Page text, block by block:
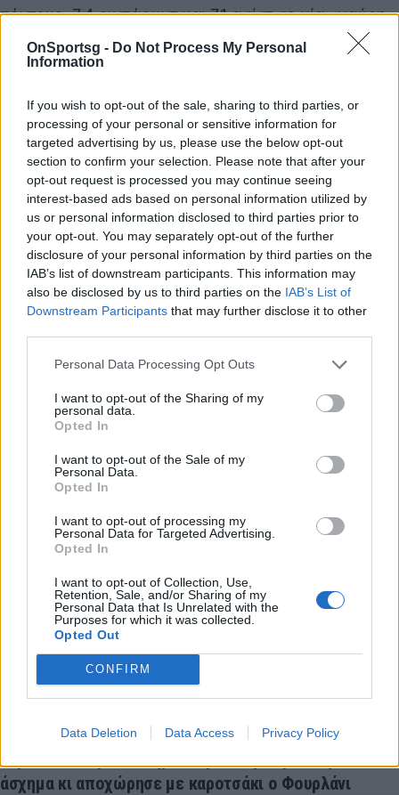
OnSportsg - Do Not Process My Personal
Information
If you wish to opt-out of the sale, sharing to third parties, or
processing of your personal or sensitive information for
targeted advertising by us, please use the below opt-out
section to confirm your selection. Please note that after your
opt-out request is processed you may continue seeing
interest-based ads based on personal information utilized by
us or personal information disclosed to third parties prior to
your opt-out. You may separately opt-out of the further
disclosure of your personal information by third parties on the
IAB’s list of downstream participants. This information may
also be disclosed by us to third parties on the IAB’s List of
Downstream Participants that may further disclose it to other
Personal Data Processing Opt Outs
I want to opt-out of the Sharing of my
personal data.
Opted In
I want to opt-out of the Sale of my
Personal Data.
Opted In
I want to opt-out of processing my
Personal Data for Targeted Advertising.
Opted In
I want to opt-out of Collection, Use,
Retention, Sale, and/or Sharing of my
Personal Data that Is Unrelated with the
Purposes for which it was collected.
Opted Out
CONFIRM
Data Deletion Data Access Privacy Policy
πόντους, 7,4 ριμπάουντ και 7,1 ασίστ σε μία «μαύρη»
σεζόν της ομάδας του Λος Αντζέλες.
Παιχνίδι από παντού στη Novibet με το
νέο Mobile App
Ίρβινγκ Κάιρι Ουέστμπρουκ Ράσελ NBA
Μπρούκλιν Νετς Λος Άντζελες Λέικερς
COMMENTS
Συνδεθείτε για να σχολιάσετε
LATEST NEWS
Μίλτος Τεντόγλου: Έπαθε πλάκα με τον Ίτζολι! –
Διέκοψε τις δηλώσεις του για να θαυμάσει το άλμα
Μίλτος Τεντόγλου: Το άλμα που του έδωσε την
Ευρωπαϊκό Πρωτάθλημα Στίβου: Προσγειώθηκε
άσχημα κι αποχώρησε με καροτσάκι ο Φουρλάνι